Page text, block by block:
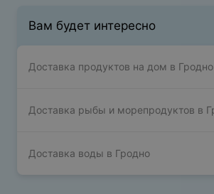
Вам будет интересно
Доставка продуктов на дом в Гродно
Доставка рыбы и морепродуктов в
Доставка воды в Гродно